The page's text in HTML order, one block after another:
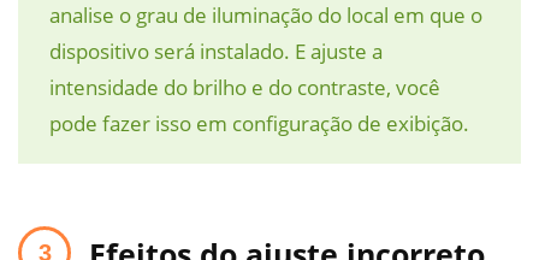
analise o grau de iluminação do local em que o
dispositivo será instalado. E ajuste a
intensidade do brilho e do contraste, você
pode fazer isso em configuração de exibição.